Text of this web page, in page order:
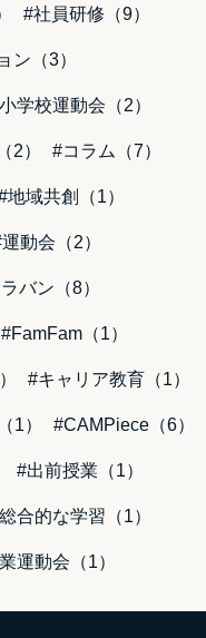
#社員研修（9）
ン（3）
学校運動会（2）
2） #コラム（7）
地域共創（1）
動会（2）
バン（8）
#FamFam（1）
#キャリア教育（1）
1） #CAMPiece（6）
#出前授業（1）
合的な学習（1）
運動会（1）